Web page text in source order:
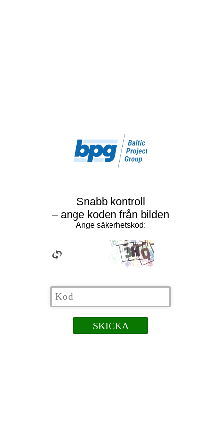
Snabb kontroll
– ange koden från bilden
Ange säkerhetskod: